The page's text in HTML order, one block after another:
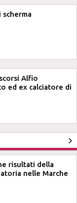
scherma
Alfio
ed ex calciatore di
risultati della
nelle Marche